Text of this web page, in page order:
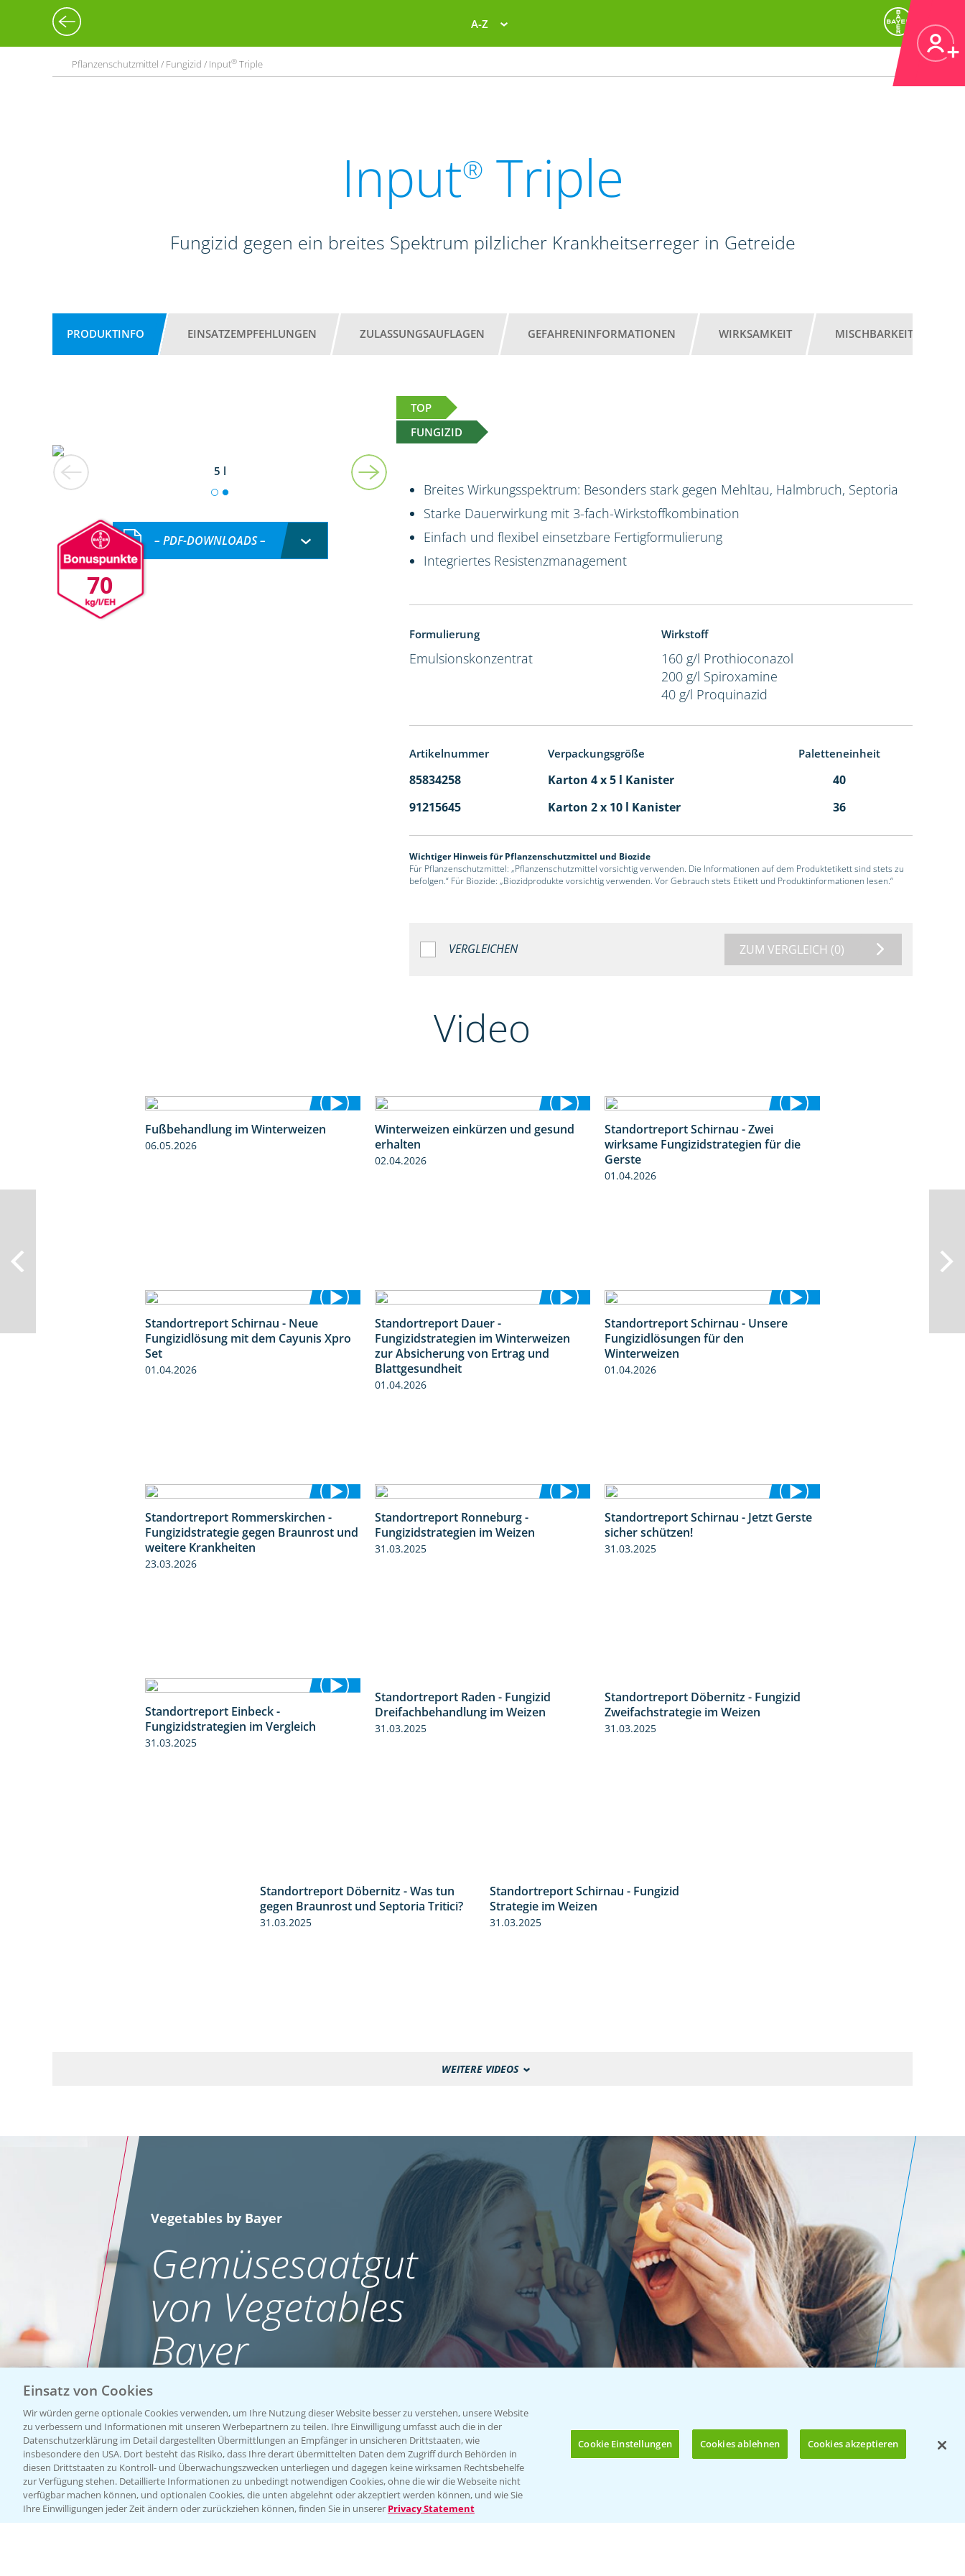
A-Z
Pflanzenschutzmittel / Fungizid / Input® Triple
Input® Triple
Fungizid gegen ein breites Spektrum pilzlicher Krankheitserreger in Getreide
PRODUKTINFO EINSATZEMPFEHLUNGEN ZULASSUNGSAUFLAGEN GEFAHRENINFORMATIONEN WIRKSAMKEIT MISCHBARKEIT
TOP
FUNGIZID
5 l
70
– PDF-DOWNLOADS –
Breites Wirkungsspektrum: Besonders stark gegen Mehltau, Halmbruch, Septoria
Starke Dauerwirkung mit 3-fach-Wirkstoffkombination
Einfach und flexibel einsetzbare Fertigformulierung
Integriertes Resistenzmanagement
Formulierung
Emulsionskonzentrat
Wirkstoff
160 g/l Prothioconazol
200 g/l Spiroxamine
40 g/l Proquinazid
Artikelnummer Verpackungsgröße Paletteneinheit
85834258 Karton 4 x 5 l Kanister
40
91215645
Karton 2 x 10 l Kanister 36
Wichtiger Hinweis für Pflanzenschutzmittel und Biozide
Für Pflanzenschutzmittel: „Pflanzenschutzmittel vorsichtig verwenden. Die Informationen auf dem Produktetikett sind stets zu
befolgen.“ Für Biozide: „Biozidprodukte vorsichtig verwenden. Vor Gebrauch stets Etikett und Produktinformationen lesen.“
VERGLEICHEN ZUM VERGLEICH (0)
Video
1:30
Fußbehandlung im Winterweizen
06.05.2026
1:56
Winterweizen einkürzen und gesund
erhalten
02.04.2026
Standortreport Schirnau - Zwei
wirksame Fungizidstrategien für die
Gerste
01.04.2026
Standortreport Schirnau - Neue
Fungizidlösung mit dem Cayunis Xpro
Set
01.04.2026
Standortreport Dauer -
Fungizidstrategien im Winterweizen
zur Absicherung von Ertrag und
Blattgesundheit
01.04.2026
4:30
Standortreport Schirnau - Unsere
Fungizidlösungen für den
Winterweizen
01.04.2026
6:11
Standortreport Rommerskirchen -
Fungizidstrategie gegen Braunrost und
weitere Krankheiten
23.03.2026
Standortreport Ronneburg -
Fungizidstrategien im Weizen
31.03.2025
4:35
Standortreport Schirnau - Jetzt Gerste
sicher schützen!
31.03.2025
Standortreport Einbeck -
Fungizidstrategien im Vergleich
31.03.2025
Standortreport Raden - Fungizid
Dreifachbehandlung im Weizen
31.03.2025
Standortreport Döbernitz - Fungizid
Zweifachstrategie im Weizen
31.03.2025
3:36
Standortreport Döbernitz - Was tun
gegen Braunrost und Septoria Tritici?
31.03.2025
Standortreport Schirnau - Fungizid
Strategie im Weizen
31.03.2025
WEITERE VIDEOS
Bis zu 4 Produkte vergleichen:
Vegetables by Bayer
Gemüsesaatgut
von Vegetables
Bayer
WEBSITE BESUCHEN
Einsatz von Cookies
Wir würden gerne optionale Cookies verwenden, um Ihre Nutzung dieser Website besser zu verstehen, unsere Website
zu verbessern und Informationen mit unseren Werbepartnern zu teilen. Ihre Einwilligung umfasst auch die in der
Datenschutzerklärung im Detail dargestellten Übermittlungen an Empfänger in unsicheren Drittstaaten, wie
insbesondere den USA. Dort besteht das Risiko, dass Ihre derart übermittelten Daten dem Zugriff durch Behörden in
diesen Drittstaaten zu Kontroll- und Überwachungszwecken unterliegen und dagegen keine wirksamen Rechtsbehelfe
zur Verfügung stehen. Detaillierte Informationen zu unbedingt notwendigen Cookies, ohne die wir die Webseite nicht
verfügbar machen können, und optionalen Cookies, die unten abgelehnt oder akzeptiert werden können, und wie Sie
Ihre Einwilligungen jeder Zeit ändern oder zurückziehen können, finden Sie in unserer Privacy Statement
Cookie Einstellungen Cookies ablehnen Cookies akzeptieren